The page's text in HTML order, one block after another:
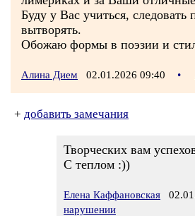
Буду у Вас учиться, следовать
вытворять.
Обожаю формы в поэзии и
Алина Дием 02.01.2026 09:40 •
+ добавить замечания
Творческих вам
С теплом :))
Елена Каффановская
нарушении